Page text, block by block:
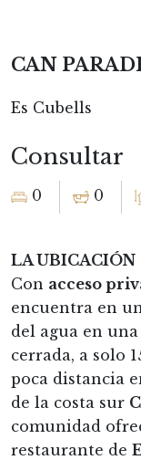
CAN
Es Cubells
Consultar
0 0
LA UBICACIÓN
Con acceso
encuentra en
del agua en una
cerrada, a solo
poca distancia
de la costa sur
comunidad
restaurante de